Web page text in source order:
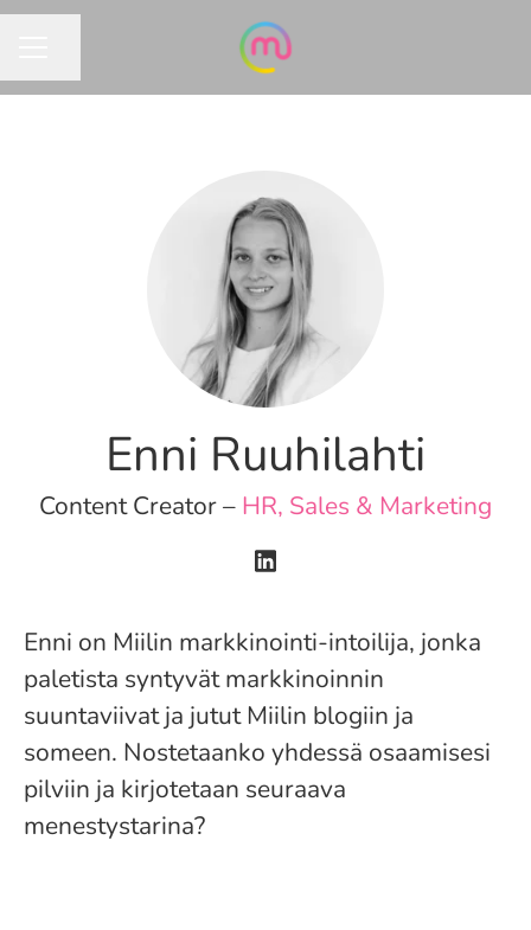
Enni Ruuhilahti
Content Creator – HR, Sales & Marketing
Enni on Miilin markkinointi-intoilija, jonka
paletista syntyvät markkinoinnin
suuntaviivat ja jutut Miilin blogiin ja
someen. Nostetaanko yhdessä osaamisesi
pilviin ja kirjotetaan seuraava
menestystarina?